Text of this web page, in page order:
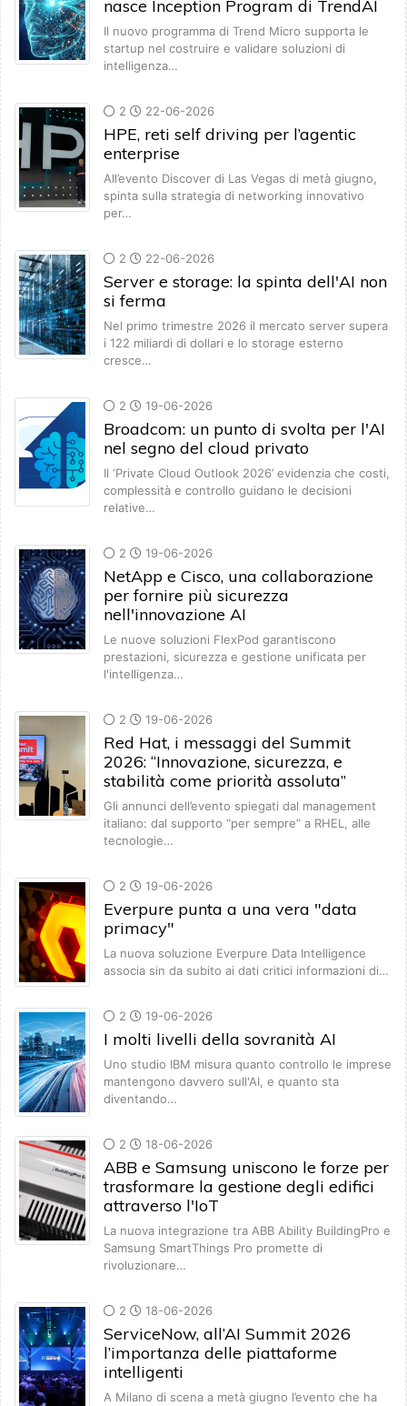
nasce Inception Program di TrendAI
Il nuovo programma di Trend Micro supporta le
startup nel costruire e validare soluzioni di
intelligenza…
2 22-06-2026
HPE, reti self driving per l’agentic
enterprise
All’evento Discover di Las Vegas di metà giugno,
spinta sulla strategia di networking innovativo
per…
2 22-06-2026
Server e storage: la spinta dell'AI non
si ferma
Nel primo trimestre 2026 il mercato server supera
i 122 miliardi di dollari e lo storage esterno
cresce…
2 19-06-2026
Broadcom: un punto di svolta per l'AI
nel segno del cloud privato
Il ‘Private Cloud Outlook 2026’ evidenzia che costi,
complessità e controllo guidano le decisioni
relative…
2 19-06-2026
NetApp e Cisco, una collaborazione
per fornire più sicurezza
nell'innovazione AI
Le nuove soluzioni FlexPod garantiscono
prestazioni, sicurezza e gestione unificata per
l'intelligenza…
2 19-06-2026
Red Hat, i messaggi del Summit
2026: “Innovazione, sicurezza, e
stabilità come priorità assoluta”
Gli annunci dell’evento spiegati dal management
italiano: dal supporto “per sempre” a RHEL, alle
tecnologie…
2 19-06-2026
Everpure punta a una vera "data
primacy"
La nuova soluzione Everpure Data Intelligence
associa sin da subito ai dati critici informazioni di…
2 19-06-2026
I molti livelli della sovranità AI
Uno studio IBM misura quanto controllo le imprese
mantengono davvero sull'AI, e quanto sta
diventando…
2 18-06-2026
ABB e Samsung uniscono le forze per
trasformare la gestione degli edifici
attraverso l'IoT
La nuova integrazione tra ABB Ability BuildingPro e
Samsung SmartThings Pro promette di
rivoluzionare…
2 18-06-2026
ServiceNow, all’AI Summit 2026
l’importanza delle piattaforme
intelligenti
A Milano di scena a metà giugno l’evento che ha